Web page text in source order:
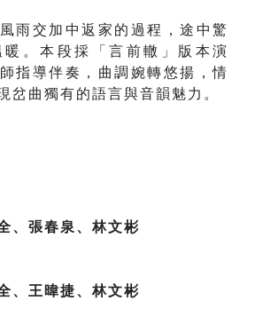
雨交加中返家的過程，途中驚
暖。本段採「言前轍」版本演
指導伴奏，曲調婉轉悠揚，情
岔曲獨有的語言與音韻魅力。
、張春泉、林文彬
、王暐捷、林文彬